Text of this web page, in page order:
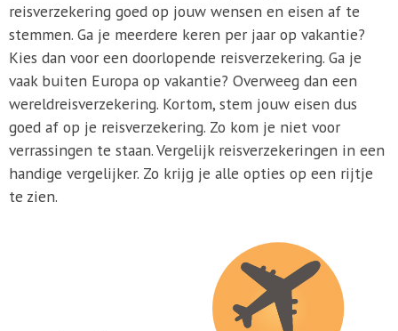
reisverzekering goed op jouw wensen en eisen af te
stemmen. Ga je meerdere keren per jaar op vakantie?
Kies dan voor een doorlopende reisverzekering. Ga je
vaak buiten Europa op vakantie? Overweeg dan een
wereldreisverzekering. Kortom, stem jouw eisen dus
goed af op je reisverzekering. Zo kom je niet voor
verrassingen te staan. Vergelijk reisverzekeringen in een
handige vergelijker. Zo krijg je alle opties op een rijtje
te zien.